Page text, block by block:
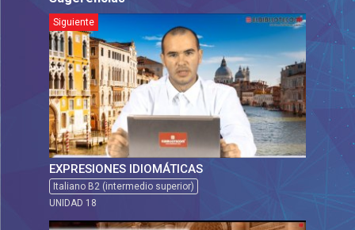
Siguiente
EXPRESIONES IDIOMÁTICAS
Italiano B2 (intermedio superior)
UNIDAD 18